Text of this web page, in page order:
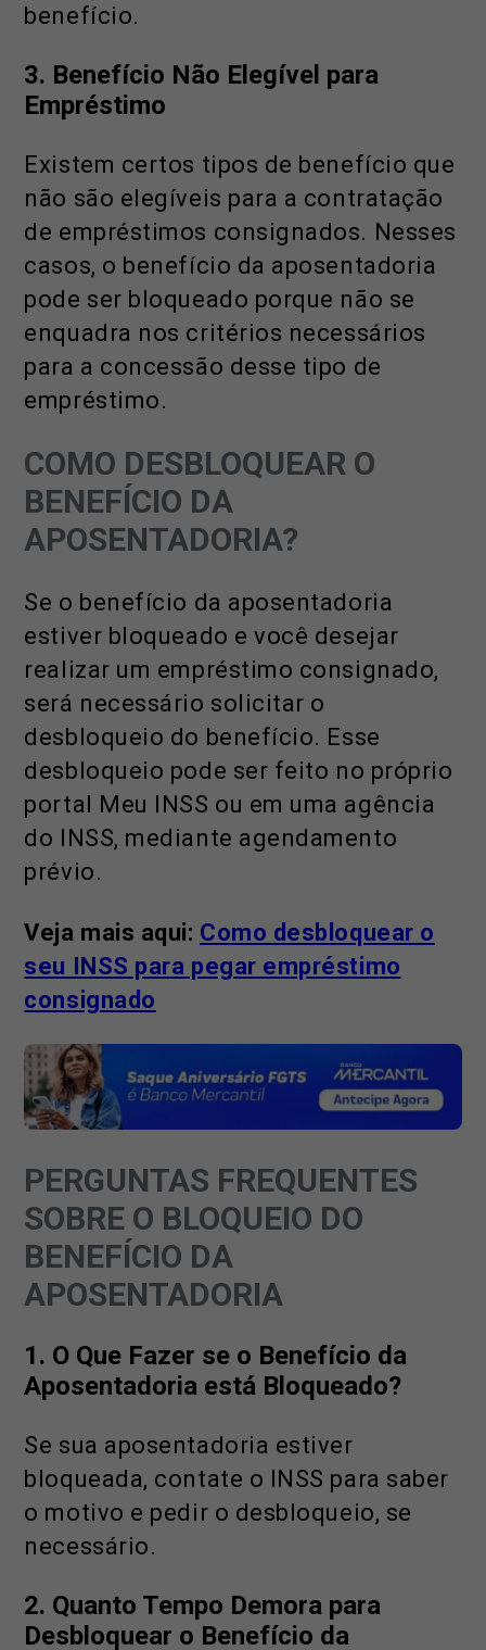
benefício.
3. Benefício Não Elegível para
Empréstimo
Existem certos tipos de benefício que
não são elegíveis para a contratação
de empréstimos consignados. Nesses
casos, o benefício da aposentadoria
pode ser bloqueado porque não se
enquadra nos critérios necessários
para a concessão desse tipo de
empréstimo.
COMO DESBLOQUEAR O
BENEFÍCIO DA
APOSENTADORIA?
Se o benefício da aposentadoria
estiver bloqueado e você desejar
realizar um empréstimo consignado,
será necessário solicitar o
desbloqueio do benefício. Esse
desbloqueio pode ser feito no próprio
portal Meu INSS ou em uma agência
do INSS, mediante agendamento
prévio.
Veja mais aqui: Como desbloquear o
seu INSS para pegar empréstimo
consignado
PERGUNTAS FREQUENTES
SOBRE O BLOQUEIO DO
BENEFÍCIO DA
APOSENTADORIA
1. O Que Fazer se o Benefício da
Aposentadoria está Bloqueado?
Se sua aposentadoria estiver
bloqueada, contate o INSS para saber
o motivo e pedir o desbloqueio, se
necessário.
2. Quanto Tempo Demora para
Desbloquear o Benefício da